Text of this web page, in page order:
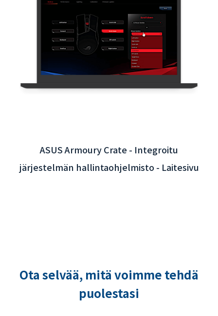
Taoyuanin kansainvälisen lentokentän
interaktiivinen sovellus - taustajärjestelmän
Ota selvää, mitä voimme tehdä
puolestasi